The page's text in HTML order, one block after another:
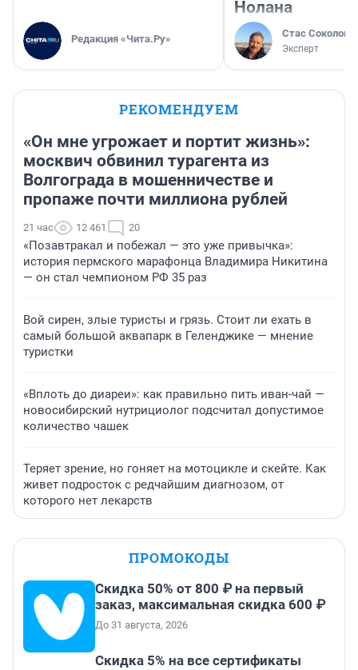
Редакция «Чита.Ру»
Нолана
Стас Соколов
Эксперт
РЕКОМЕНДУЕМ
«Он мне угрожает и портит жизнь»:
москвич обвинил турагента из
Волгограда в мошенничестве и
пропаже почти миллиона рублей
21 час 12 461 20
«Позавтракал и побежал — это уже привычка»:
история пермского марафонца Владимира Никитина
— он стал чемпионом РФ 35 раз
Вой сирен, злые туристы и грязь. Стоит ли ехать в
самый большой аквапарк в Геленджике — мнение
туристки
«Вплоть до диареи»: как правильно пить иван-чай —
новосибирский нутрициолог подсчитал допустимое
количество чашек
Теряет зрение, но гоняет на мотоцикле и скейте. Как
живет подросток с редчайшим диагнозом, от
которого нет лекарств
ПРОМОКОДЫ
Скидка 50% от 800 ₽ на первый
заказ, максимальная скидка 600 ₽
До 31 августа, 2026
Скидка 5% на все сертификаты